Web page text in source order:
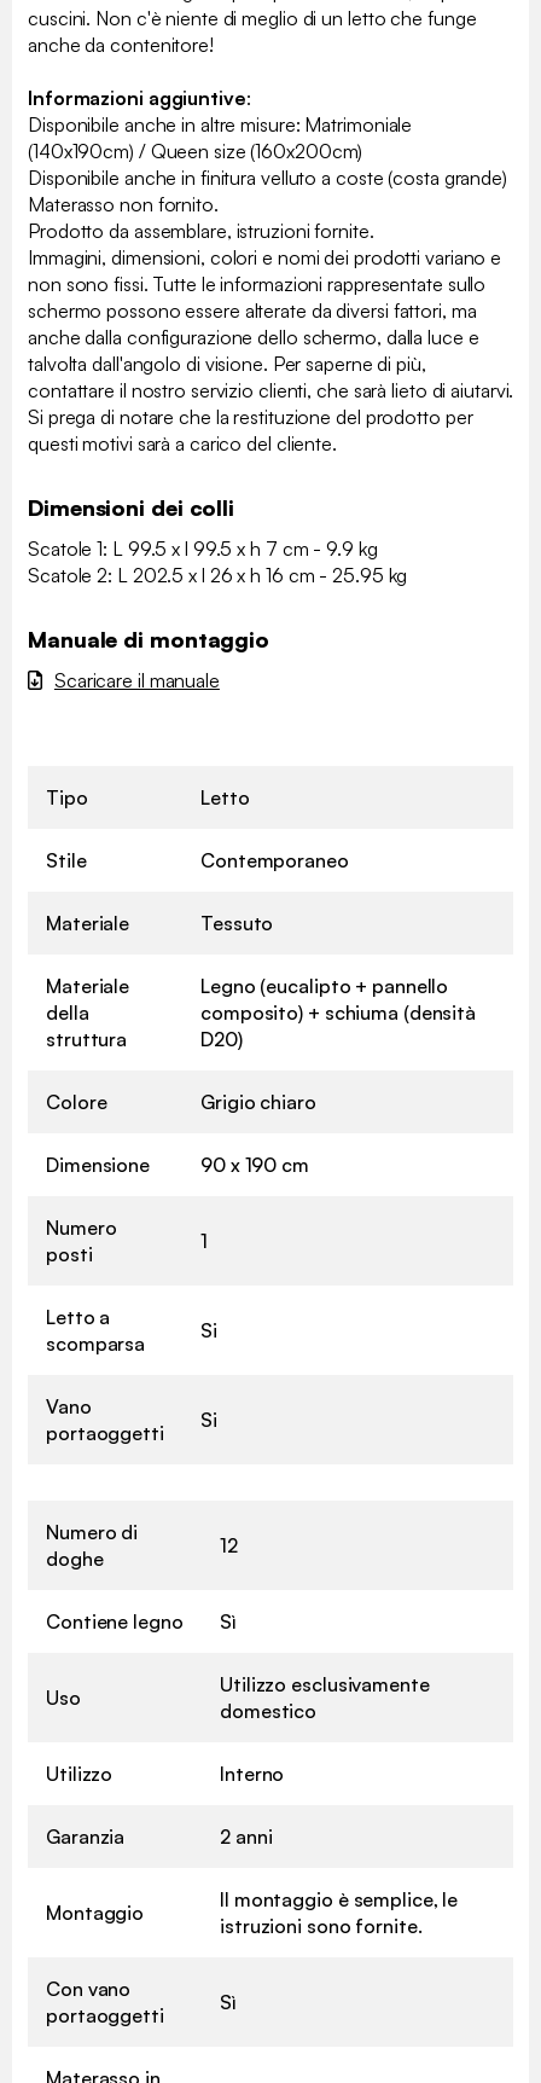
cuscini. Non c'è niente di meglio di un letto che funge
anche da contenitore!
Informazioni aggiuntive:
Disponibile anche in altre misure: Matrimoniale
(140x190cm) / Queen size (160x200cm)
Disponibile anche in finitura velluto a coste (costa grande)
Materasso non fornito.
Prodotto da assemblare, istruzioni fornite.
Immagini, dimensioni, colori e nomi dei prodotti variano e
non sono fissi. Tutte le informazioni rappresentate sullo
schermo possono essere alterate da diversi fattori, ma
anche dalla configurazione dello schermo, dalla luce e
talvolta dall'angolo di visione. Per saperne di più,
contattare il nostro servizio clienti, che sarà lieto di aiutarvi.
Si prega di notare che la restituzione del prodotto per
questi motivi sarà a carico del cliente.
Dimensioni dei colli
Scatole 1: L 99.5 x l 99.5 x h 7 cm - 9.9 kg
Scatole 2: L 202.5 x l 26 x h 16 cm - 25.95 kg
Manuale di montaggio
Scaricare il manuale
Tipo Letto
Stile Contemporaneo
Materiale Tessuto
Materiale
della
struttura
Legno (eucalipto + pannello
composito) + schiuma (densità
D20)
Colore Grigio chiaro
Dimensione 90 x 190 cm
Numero
posti
1
Letto a
scomparsa
Si
Vano
portaoggetti
Si
Numero di
doghe
12
Contiene legno Sì
Uso
Utilizzo esclusivamente
domestico
Utilizzo Interno
Garanzia 2 anni
Montaggio
Il montaggio è semplice, le
istruzioni sono fornite.
Con vano
portaoggetti
Sì
Materasso in